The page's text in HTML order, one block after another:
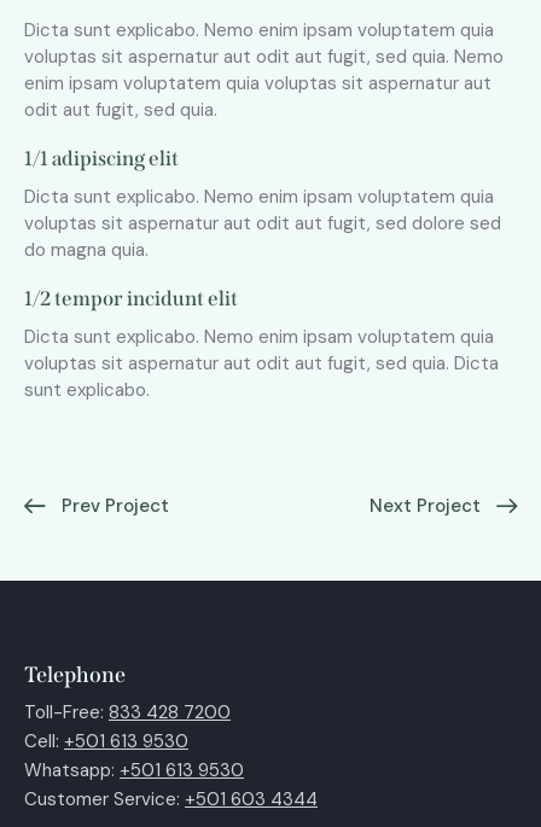
Dicta sunt explicabo. Nemo enim ipsam voluptatem quia
voluptas sit aspernatur aut odit aut fugit, sed quia. Nemo
enim ipsam voluptatem quia voluptas sit aspernatur aut
odit aut fugit, sed quia.
1/1 adipiscing elit
Dicta sunt explicabo. Nemo enim ipsam voluptatem quia
voluptas sit aspernatur aut odit aut fugit, sed dolore sed
do magna quia.
1/2 tempor incidunt elit
Dicta sunt explicabo. Nemo enim ipsam voluptatem quia
voluptas sit aspernatur aut odit aut fugit, sed quia. Dicta
sunt explicabo.
Prev Project Next Project
Telephone
Toll-Free: 833 428 7200
Cell: +501 613 9530
Whatsapp: +501 613 9530
Customer Service: +501 603 4344